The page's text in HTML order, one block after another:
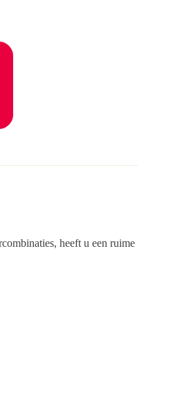
heeft u een ruime